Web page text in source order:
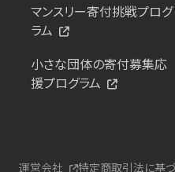
マンスリー寄付挑戦プログ
ラム
小さな団体の寄付募集応
援プログラム
運営会社 特定商取引法に基